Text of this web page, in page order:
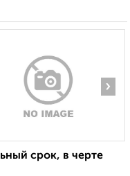
›
срок, в черте